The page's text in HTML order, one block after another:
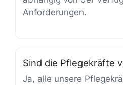
Anforderungen.
Sind die Pflegekräfte
Ja, alle unsere